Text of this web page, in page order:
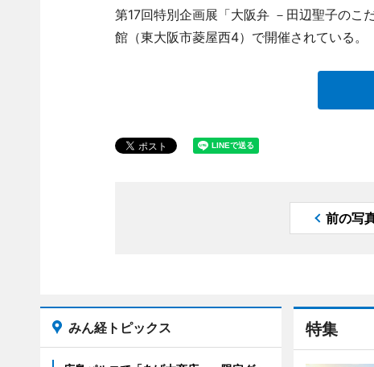
第17回特別企画展「大阪弁 －田辺聖子のこ
館（東大阪市菱屋西4）で開催されている。
前の写
特集
みん経トピックス